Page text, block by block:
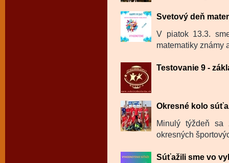
Svetový deň
V piatok 13.3.
matematiky známy
Testovanie 9 -
Okresné kolo
Minulý týždeň sa
okresných
Súťažili sme vo